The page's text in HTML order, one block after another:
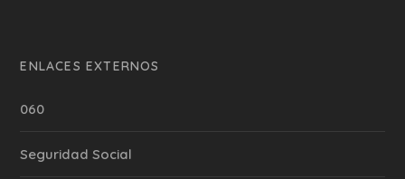
ENLACES EXTERNOS
060
Seguridad Social